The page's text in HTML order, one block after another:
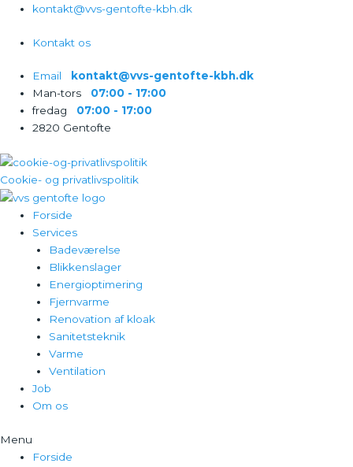
indholdet
kontakt@vvs-gentofte-kbh.dk
Kontakt os
kontakt@vvs-gentofte-kbh.dk
07:00 - 17:00
07:00 - 17:00
2820 Gentofte
Cookie- og privatlivspolitik
Forside
Services
Badeværelse
Blikkenslager
Energioptimering
Fjernvarme
Renovation af kloak
Sanitetsteknik
Varme
Ventilation
Job
Om os
Menu
Forside